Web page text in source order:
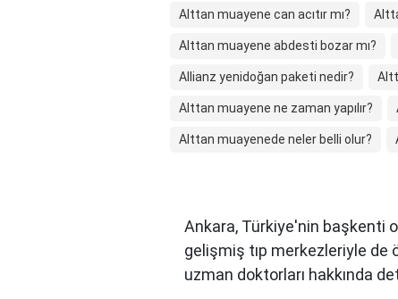
Alttan muayene can acıtır mı?
Alttan muayene abdesti bozar mı?
Allianz yenidoğan paketi nedir?
Alttan muayene ne zaman yapılır?
Alttan muayenede neler belli olur?
Ankara, Türkiye'nin başkenti
gelişmiş tıp merkezleriyle de
uzman doktorları hakkında